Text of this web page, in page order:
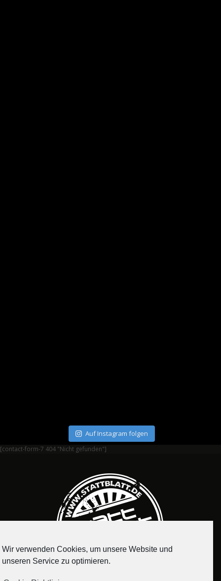
Auf Instagram folgen
[contact-form-7 404 "Nicht gefunden"]
Wir verwenden Cookies, um unsere Website und
unseren Service zu optimieren.